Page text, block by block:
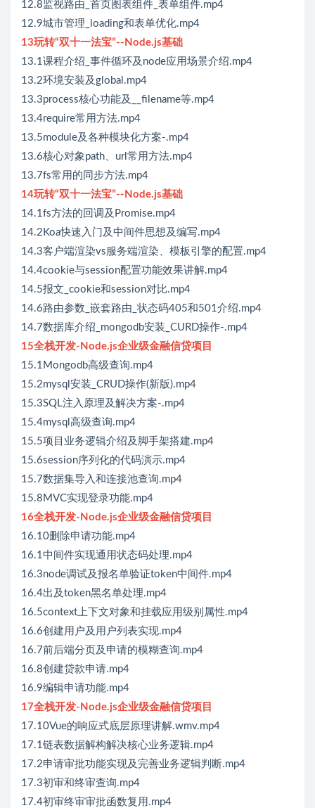
12.8监视路由_首页图表组件_表单组件.mp4
12.9城市管理_loading和表单优化.mp4
13玩转“双十一法宝”--Node.js基础
13.1课程介绍_事件循环及node应用场景介绍.mp4
13.2环境安装及global.mp4
13.3process核心功能及__filename等.mp4
13.4require常用方法.mp4
13.5module及各种模块化方案-.mp4
13.6核心对象path、url常用方法.mp4
13.7fs常用的同步方法.mp4
14玩转“双十一法宝”--Node.js基础
14.1fs方法的回调及Promise.mp4
14.2Koa快速入门及中间件思想及编写.mp4
14.3客户端渲染vs服务端渲染、模板引擎的配置.mp4
14.4cookie与session配置功能效果讲解.mp4
14.5报文_cookie和session对比.mp4
14.6路由参数_嵌套路由_状态码405和501介绍.mp4
14.7数据库介绍_mongodb安装_CURD操作-.mp4
15全栈开发-Node.js企业级金融信贷项目
15.1Mongodb高级查询.mp4
15.2mysql安装_CRUD操作(新版).mp4
15.3SQL注入原理及解决方案-.mp4
15.4mysql高级查询.mp4
15.5项目业务逻辑介绍及脚手架搭建.mp4
15.6session序列化的代码演示.mp4
15.7数据集导入和连接池查询.mp4
15.8MVC实现登录功能.mp4
16全栈开发-Node.js企业级金融信贷项目
16.10删除申请功能.mp4
16.1中间件实现通用状态码处理.mp4
16.3node调试及报名单验证token中间件.mp4
16.4出及token黑名单处理.mp4
16.5context上下文对象和挂载应用级别属性.mp4
16.6创建用户及用户列表实现.mp4
16.7前后端分页及申请的模糊查询.mp4
16.8创建贷款申请.mp4
16.9编辑申请功能.mp4
17全栈开发-Node.js企业级金融信贷项目
17.10Vue的响应式底层原理讲解.wmv.mp4
17.1链表数据解构解决核心业务逻辑.mp4
17.2申请审批功能实现及完善业务逻辑判断.mp4
17.3初审和终审查询.mp4
17.4初审终审审批函数复用.mp4